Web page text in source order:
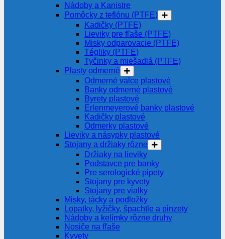
Nádoby a Kanistre
Pomôcky z teflónu (PTFE)
Kadičky (PTFE)
Lieviky pre fľaše (PTFE)
Misky odparovacie (PTFE)
Tégliky (PTFE)
Tyčinky a miešadlá (PTFE)
Plasty odmerné
Odmerné valce plastové
Banky odmerné plastové
Byrety plastové
Erlenmeyerové banky plastové
Kadičky plastové
Odmerky plastové
Lieviky a násypky plastové
Stojany a držiaky rôzne
Držiaky na lieviky
Podstavce pre banky
Pre serologické pipety
Stojany pre kyvety
Stojany pre vialky
Misky, tácky a podložky
Lopatky, lyžičky, špachtle a pinzety
Nádoby a kelímky rôzne druhy
Nosiče na fľaše
Kyvety